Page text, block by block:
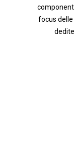
focus delle